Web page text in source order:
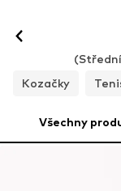
Kozačky
Všechny